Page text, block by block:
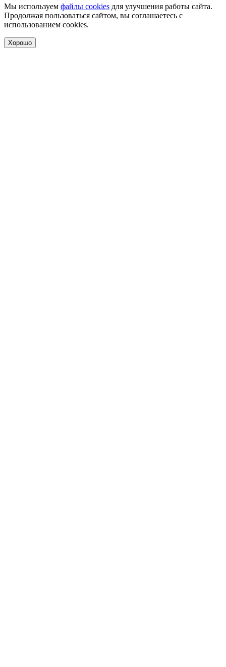
Мы используем файлы cookies для улучшения работы сайта.
Продолжая пользоваться сайтом, вы соглашаетесь с
использованием cookies.
Хорошо